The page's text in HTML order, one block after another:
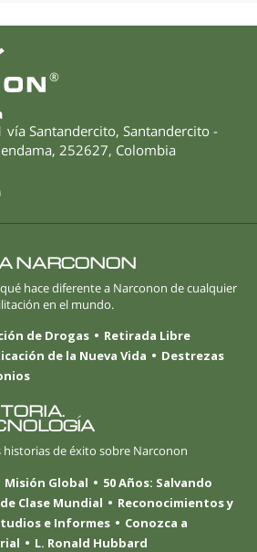
®
vía Santandercito, Santandercito -
, 252627, Colombia
NARCONON
hace diferente a Narconon de cualquier
en el mundo.
de Drogas
Retirada Libre
de la Nueva Vida
Destrezas
historias de éxito sobre Narconon
Misión Global
50 Años: Salvando
Clase Mundial
Reconocimientos y
e Informes
Conozca a
L. Ronald Hubbard